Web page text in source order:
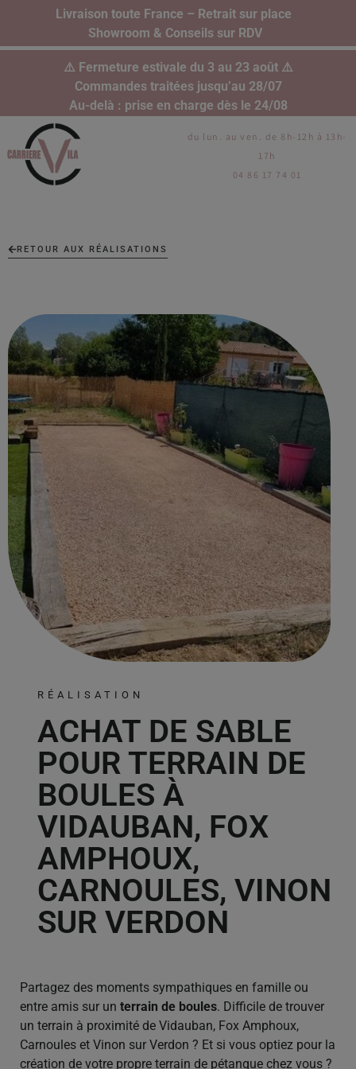
Livraison toute France – Retrait sur place
Showroom & Conseils sur RDV
⚠️ Fermeture estivale du 3 au 23 août ⚠️
Commandes traitées jusqu’au 28/07
Au-delà : prise en charge dès le 24/08
du lun. au ven. de 8h-12h à 13h-
17h
04 86 17 74 01
RETOUR AUX RÉALISATIONS
RÉALISATION
ACHAT DE SABLE
POUR TERRAIN DE
BOULES À
VIDAUBAN, FOX
AMPHOUX,
CARNOULES, VINON
SUR VERDON
Partagez des moments sympathiques en famille ou
entre amis sur un terrain de boules. Difficile de trouver
un terrain à proximité de Vidauban, Fox Amphoux,
Carnoules et Vinon sur Verdon ? Et si vous optiez pour la
création de votre propre terrain de pétanque chez vous ?